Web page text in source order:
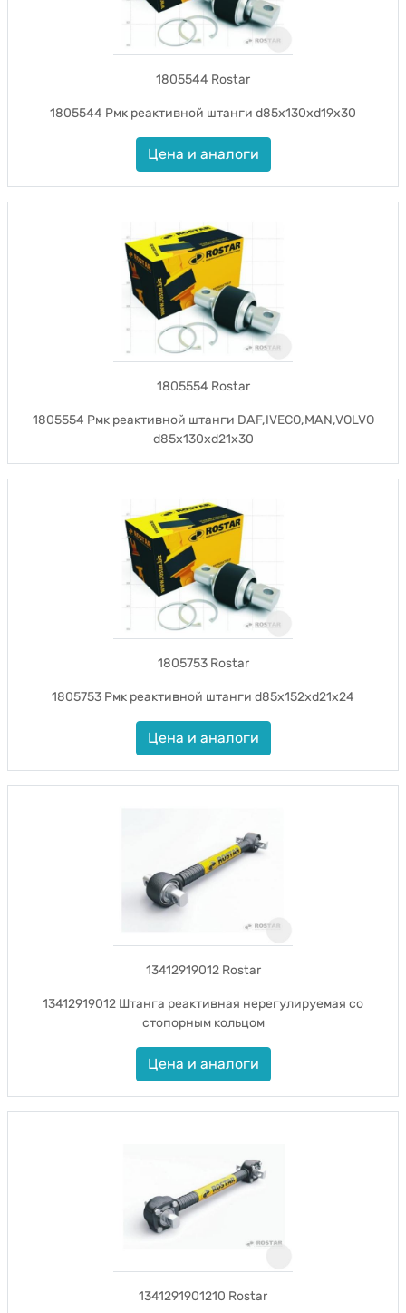
1805544 Rostar
1805544 Рмк реактивной штанги d85x130xd19x30
Цена и аналоги
1805554 Rostar
1805554 Рмк реактивной штанги DAF,IVECO,MAN,VOLVO
d85x130xd21x30
1805753 Rostar
1805753 Рмк реактивной штанги d85x152xd21x24
Цена и аналоги
13412919012 Rostar
13412919012 Штанга реактивная нерегулируемая со
стопорным кольцом
Цена и аналоги
1341291901210 Rostar